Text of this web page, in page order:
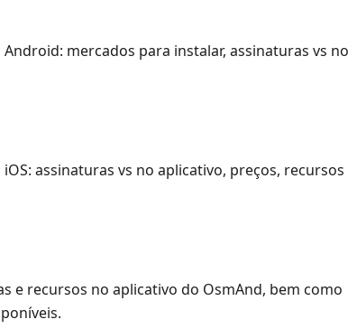
mercados para instalar, assinaturas vs no
assinaturas vs no aplicativo, preços, recursos
e recursos no aplicativo do OsmAnd, bem como